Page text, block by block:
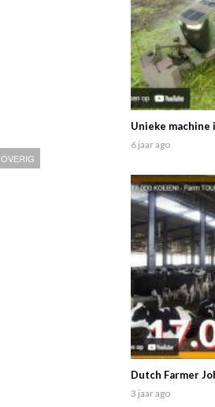
OVERIG
Unieke machine
6 jaar ago
Dutch Farmer
3 jaar ago